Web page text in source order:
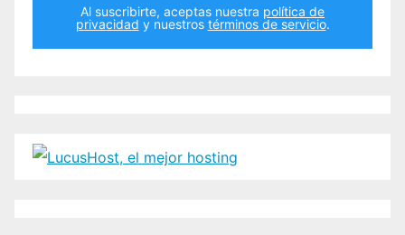
Al suscribirte, aceptas nuestra política de
privacidad y nuestros términos de servicio.